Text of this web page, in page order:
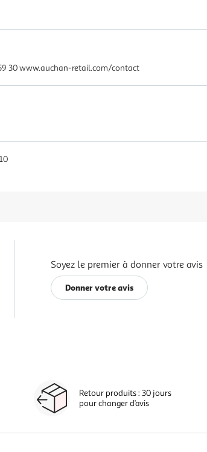
59 30 www.auchan-retail.com/contact
Soyez le premier à donner votre avis
Donner votre avis
Retour produits : 30 jours
pour changer d’avis